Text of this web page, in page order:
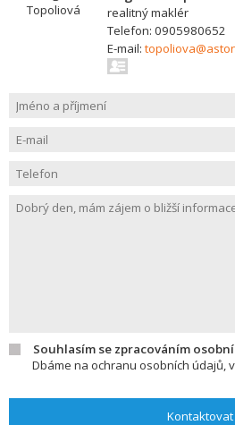
realitný maklér
Telefon: 0905980652
E-mail:
Souhlasím se zpracováním
Dbáme na ochranu osobních údajů,
Kontaktovat